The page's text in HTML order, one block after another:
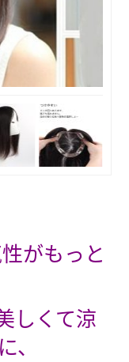
がもっと
しくて涼
、